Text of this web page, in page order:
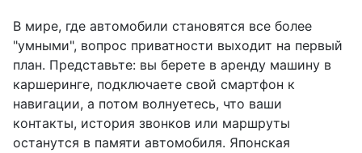
В мире, где автомобили становятся все более
"умными", вопрос приватности выходит на первый
план. Представьте: вы берете в аренду машину в
каршеринге, подключаете свой смартфон к
навигации, а потом волнуетесь, что ваши
контакты, история звонков или маршруты
останутся в памяти автомобиля. Японская